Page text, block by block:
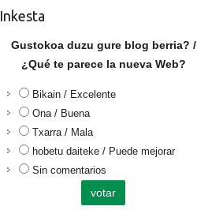
Inkesta
Gustokoa duzu gure blog berria? /
¿Qué te parece la nueva Web?
Bikain / Excelente
Ona / Buena
Txarra / Mala
hobetu daiteke / Puede mejorar
Sin comentarios